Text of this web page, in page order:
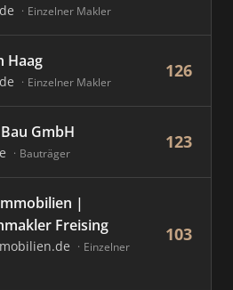
Einzelner Makler
Haag
Einzelner Makler
126
GmbH
Bauträger
123
|
Freising
Einzelner
103